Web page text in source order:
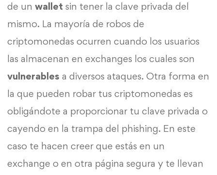
de un wallet sin tener la clave privada del
mismo. La mayoría de robos de
criptomonedas ocurren cuando los usuarios
las almacenan en exchanges los cuales son
vulnerables a diversos ataques. Otra forma en
la que pueden robar tus criptomonedas es
obligándote a proporcionar tu clave privada o
cayendo en la trampa del phishing. En este
caso te hacen creer que estás en un
exchange o en otra página segura y te llevan